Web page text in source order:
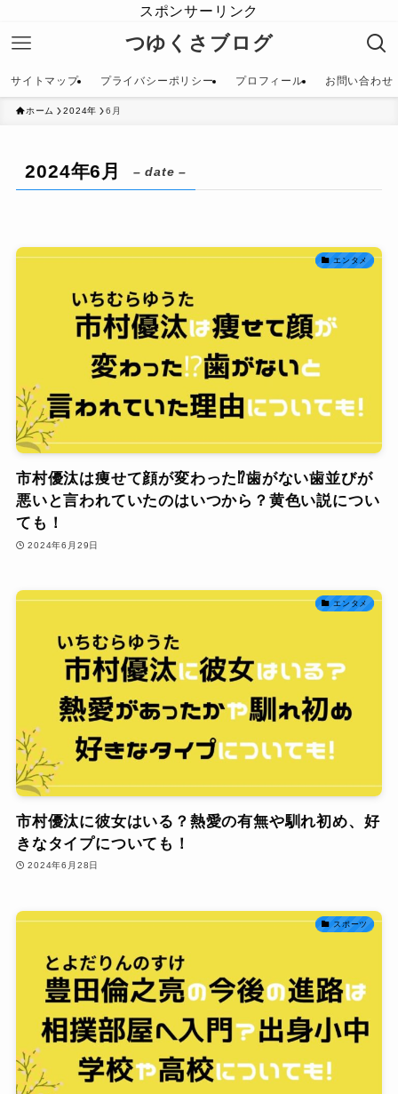
スポンサーリンク
つゆくさブログ
サイトマップ プライバシーポリシー プロフィール お問い合わせ
ホーム 2024年 6月
2024年6月 – date –
エンタメ
市村優汰は痩せて顔が変わった⁉歯がない歯並びが
悪いと言われていたのはいつから？黄色い説につい
ても！
2024年6月29日
エンタメ
市村優汰に彼女はいる？熱愛の有無や馴れ初め、好
きなタイプについても！
2024年6月28日
スポーツ